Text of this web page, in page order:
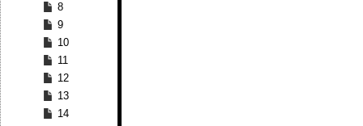
8
9
10
11
12
13
14